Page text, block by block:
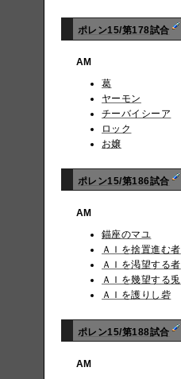
ポレン15/第178試合
AM
葛
ヤーモン
チーバイシーア
ロック
お嬢
ポレン15/第186試合
AM
錨座のマユ
ＡＩを捨置進む者
ＡＩを渇望する者
ＡＩを幾望する兎
ＡＩを護りし砦
ポレン15/第188試合
AM